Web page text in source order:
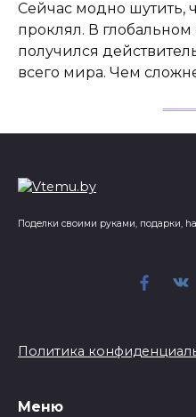
Сейчас модно шутить,
проклял. В глобальном
получился
всего мира. Чем
Поделки своими руками, подарки,
Политика
Меню